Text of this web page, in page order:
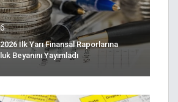
Ilk Yarı Finansal Raporlarına
Beyanını Yayımladı